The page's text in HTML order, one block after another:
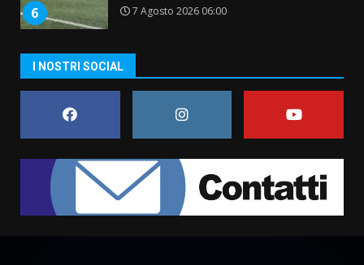
6 7 Agosto 2026 06:00
Fasanese ferito a colpi di arma
1
Serie D, l’Us Fasano non molla e
conferma di voler ricorrere per
ottenere l’iscrizione
8 Agosto 2026 19:55
I NOSTRI SOCIAL